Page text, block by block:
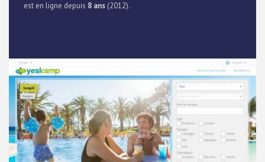
est en ligne depuis 8 ans (2012).